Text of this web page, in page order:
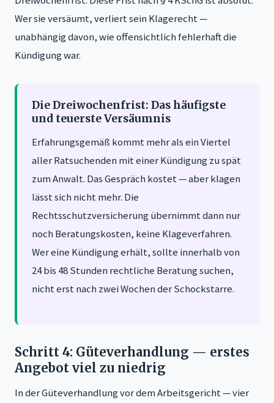
Wer sie versäumt, verliert sein Klagerecht —
unabhängig davon, wie offensichtlich fehlerhaft die
Kündigung war.
Die Dreiwochenfrist: Das häufigste
und teuerste Versäumnis
Erfahrungsgemäß kommt mehr als ein Viertel
aller Ratsuchenden mit einer Kündigung zu spät
zum Anwalt. Das Gespräch kostet — aber klagen
lässt sich nicht mehr. Die
Rechtsschutzversicherung übernimmt dann nur
noch Beratungskosten, keine Klageverfahren.
Wer eine Kündigung erhält, sollte innerhalb von
24 bis 48 Stunden rechtliche Beratung suchen,
nicht erst nach zwei Wochen der Schockstarre.
Schritt 4: Güteverhandlung — erstes
Angebot viel zu niedrig
In der Güteverhandlung vor dem Arbeitsgericht — vier